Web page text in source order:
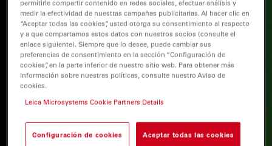
permitirle compartir contenido en redes sociales, efectuar análisis y
medir la efectividad de nuestras campañas publicitarias. Al hacer clic en
“Aceptar todas las cookies”, usted otorga su consentimiento al respecto
y a que compartamos estos datos con nuestros socios (consulte el
enlace siguiente). Siempre que lo desee, puede cambiar sus
preferencias de consentimiento en la sección “Configuración de
cookies”, en la parte inferior de nuestro sitio web. Para obtener más
información sobre nuestras políticas, consulte nuestro Aviso de
cookies.
Leica Microsystems Cookie Partners Details
Configuración de cookies Aceptar todas las cookies